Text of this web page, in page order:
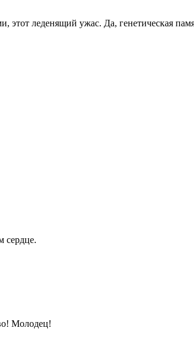
этот леденящий ужас. Да, генетическая
сердце.
Молодец!